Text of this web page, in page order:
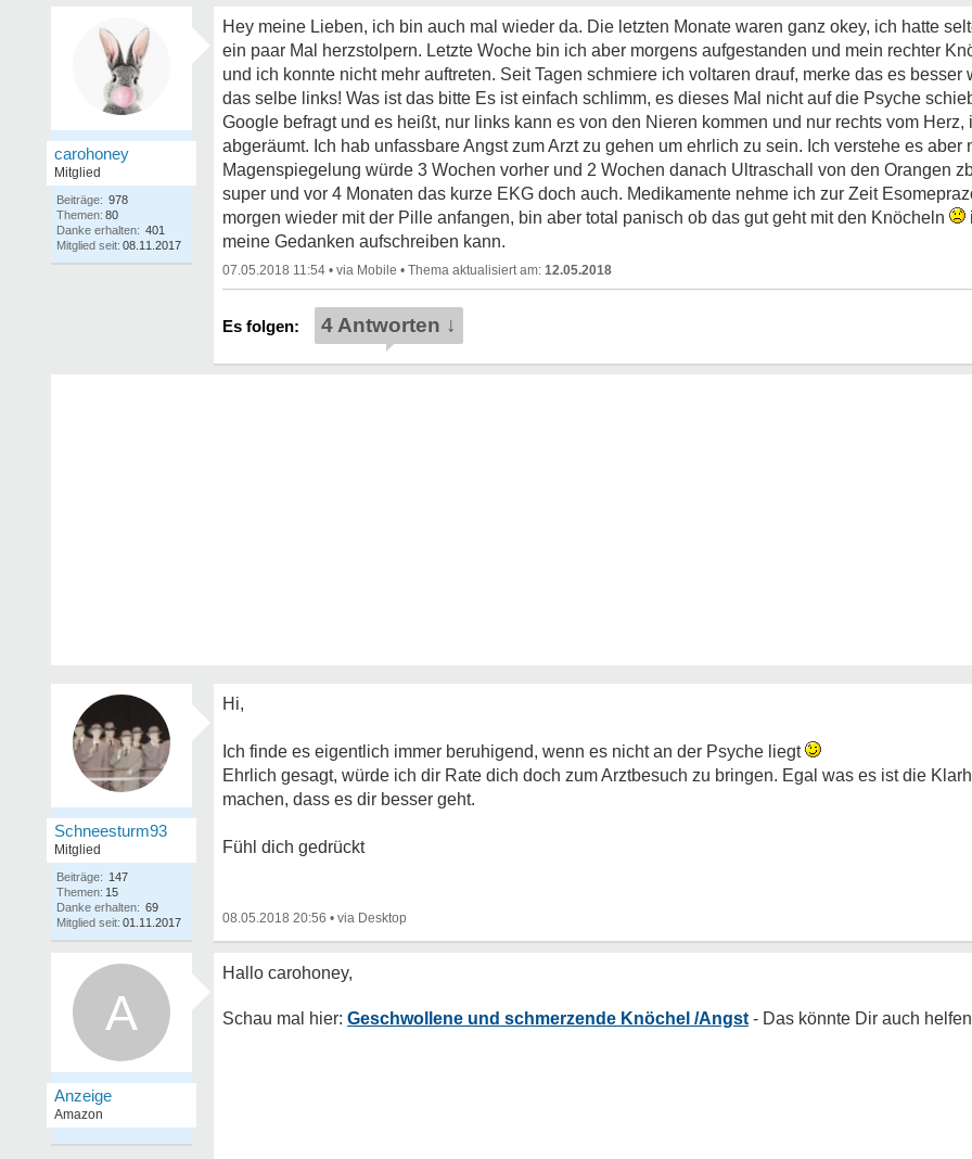
carohoney
Mitglied
Beiträge: 978
Themen: 80
Danke erhalten: 401
Mitglied seit: 08.11.2017
Hey meine Lieben, ich bin auch mal wieder da. Die letzten Monate waren ganz okey, ich hatte
ein paar Mal herzstolpern. Letzte Woche bin ich aber morgens aufgestanden und mein rechter
und ich konnte nicht mehr auftreten. Seit Tagen schmiere ich voltaren drauf, merke das es besser
das selbe links! Was ist das bitte Es ist einfach schlimm, es dieses Mal nicht auf die Psyche
Google befragt und es heißt, nur links kann es von den Nieren kommen und nur rechts vom
abgeräumt. Ich hab unfassbare Angst zum Arzt zu gehen um ehrlich zu sein. Ich verstehe es aber
Magenspiegelung würde 3 Wochen vorher und 2 Wochen danach Ultraschall von den Orangen
super und vor 4 Monaten das kurze EKG doch auch. Medikamente nehme ich zur Zeit
morgen wieder mit der Pille anfangen, bin aber total panisch ob das gut geht mit den Knöcheln
meine Gedanken aufschreiben kann.
07.05.2018 11:54 • • 12.05.2018
4 Antworten ↓
Schneesturm93
Mitglied
Beiträge: 147
Themen: 15
Danke erhalten: 69
Mitglied seit: 01.11.2017
Hi,
Ich finde es eigentlich immer beruhigend, wenn es nicht an der Psyche liegt
Ehrlich gesagt, würde ich dir Rate dich doch zum Arztbesuch zu bringen. Egal was es ist die
machen, dass es dir besser geht.
Fühl dich gedrückt
08.05.2018 20:56 •
A Geschwollene und schmerzende Knöchel /Angst